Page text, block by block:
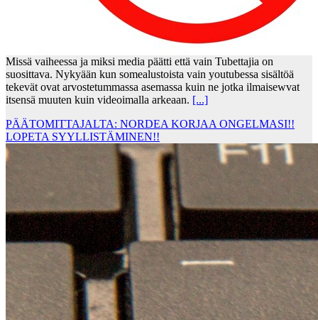
Missä vaiheessa ja miksi media päätti että vain Tubettajia on
suosittava. Nykyään kun somealustoista vain youtubessa sisältöä
tekevät ovat arvostetummassa asemassa kuin ne jotka ilmaisewvat
itsensä muuten kuin videoimalla arkeaan. [...]
PÄÄTOMITTAJALTA: NORDEA KORJAA ONGELMASI!!
LOPETA SYYLLISTÄMINEN!!